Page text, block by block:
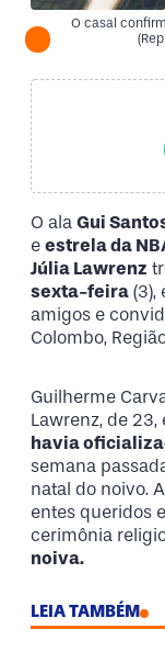
O casal
O ala Gui
e estrela da
Júlia Lawrenz
sexta-feira (3),
amigos e
Colombo,
Guilherme
Lawrenz, de
havia
semana
natal do noivo.
entes queridos
cerimônia
noiva.
LEIA TAMBÉM